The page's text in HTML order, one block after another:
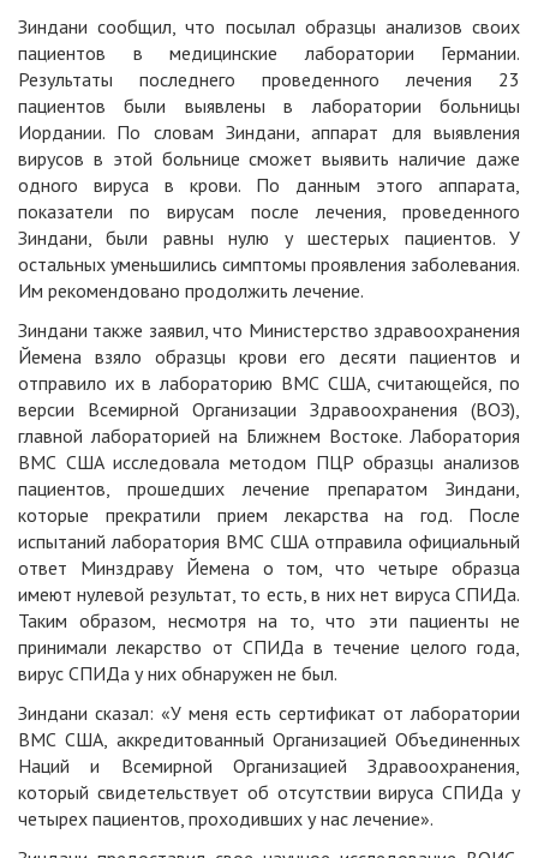
Зиндани сообщил, что посылал образцы анализов своих
пациентов в медицинские лаборатории Германии.
Результаты последнего проведенного лечения 23
пациентов были выявлены в лаборатории больницы
Иордании. По словам Зиндани, аппарат для выявления
вирусов в этой больнице сможет выявить наличие даже
одного вируса в крови. По данным этого аппарата,
показатели по вирусам после лечения, проведенного
Зиндани, были равны нулю у шестерых пациентов. У
остальных уменьшились симптомы проявления заболевания.
Им рекомендовано продолжить лечение.
Зиндани также заявил, что Министерство здравоохранения
Йемена взяло образцы крови его десяти пациентов и
отправило их в лабораторию ВМС США, считающейся, по
версии Всемирной Организации Здравоохранения (ВОЗ),
главной лабораторией на Ближнем Востоке. Лаборатория
ВМС США исследовала методом ПЦР образцы анализов
пациентов, прошедших лечение препаратом Зиндани,
которые прекратили прием лекарства на год. После
испытаний лаборатория ВМС США отправила официальный
ответ Минздраву Йемена о том, что четыре образца
имеют нулевой результат, то есть, в них нет вируса СПИДа.
Таким образом, несмотря на то, что эти пациенты не
принимали лекарство от СПИДа в течение целого года,
вирус СПИДа у них обнаружен не был.
Зиндани сказал: «У меня есть сертификат от лаборатории
ВМС США, аккредитованный Организацией Объединенных
Наций и Всемирной Организацией Здравоохранения,
который свидетельствует об отсутствии вируса СПИДа у
четырех пациентов, проходивших у нас лечение».